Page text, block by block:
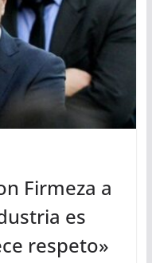
Firmeza a
es
respeto»